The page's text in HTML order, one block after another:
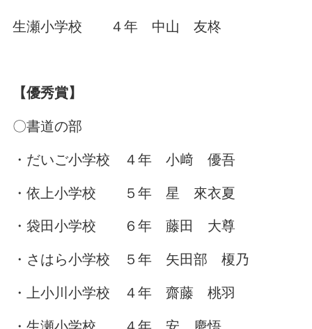
生瀬小学校 ４年 中山 友柊
【優秀賞】
〇書道の部
・だいご小学校 ４年 小﨑 優吾
・依上小学校 ５年 星 來衣夏
・袋田小学校 ６年 藤田 大尊
・さはら小学校 ５年 矢田部 榎乃
・上小川小学校 ４年 齋藤 桃羽